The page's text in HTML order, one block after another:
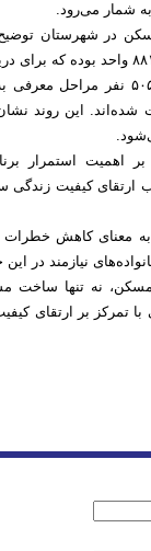
شمار می‌رود.
در شهرستان
شده‌اند. این روند
اهمیت استمرار
ارتقای کیفیت
معنای کاهش
نیازمند در
مسکن، نه تنها ساخت
تمرکز بر ارتقای